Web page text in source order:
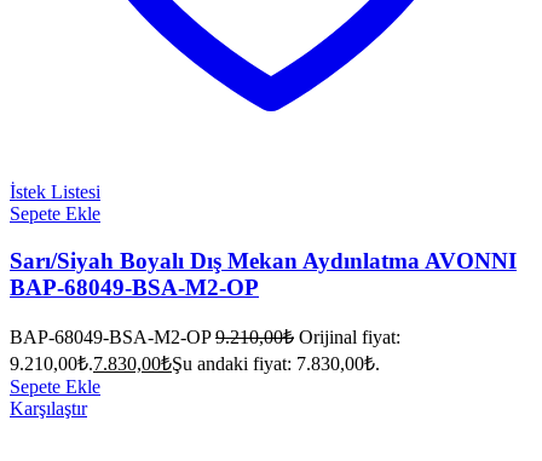
İstek Listesi
Sepete Ekle
Sarı/Siyah Boyalı Dış Mekan Aydınlatma AVONNI
BAP-68049-BSA-M2-OP
BAP-68049-BSA-M2-OP 9.210,00₺ Orijinal fiyat:
9.210,00₺.7.830,00₺Şu andaki fiyat: 7.830,00₺.
Sepete Ekle
Karşılaştır